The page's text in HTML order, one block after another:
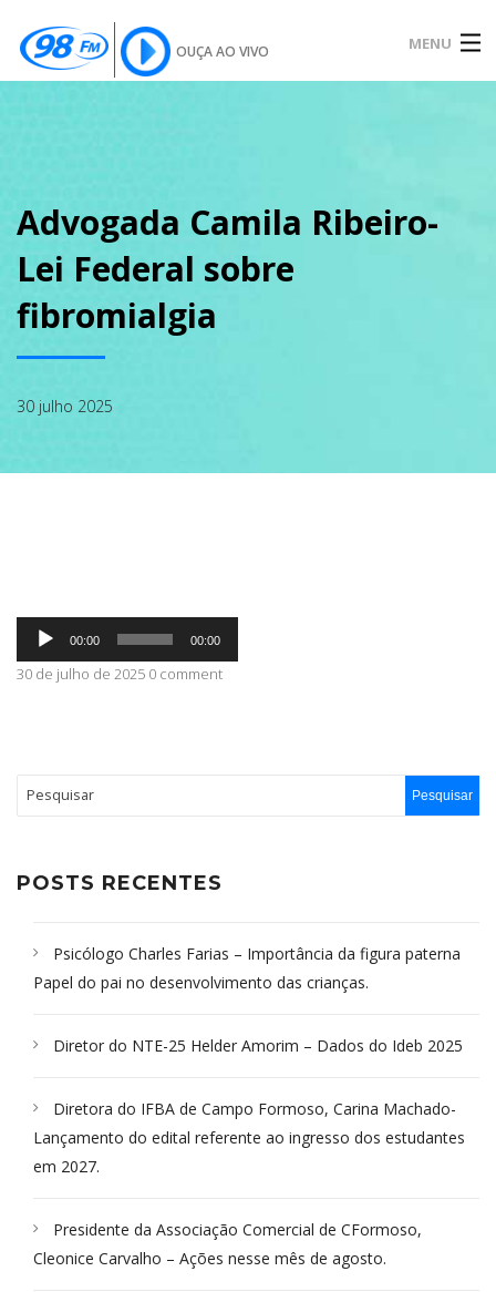
OUÇA AO VIVO MENU
SOBRE
CONTATO
Advogada Camila Ribeiro-
Lei Federal sobre
fibromialgia
30 julho 2025
Tocador
áudio
00:00 00:00
30 de julho de 2025 0 comment
POSTS RECENTES
Psicólogo Charles Farias – Importância da figura paterna
Papel do pai no desenvolvimento das crianças.
Diretor do NTE-25 Helder Amorim – Dados do Ideb 2025
Diretora do IFBA de Campo Formoso, Carina Machado-
Lançamento do edital referente ao ingresso dos estudantes
em 2027.
Presidente da Associação Comercial de CFormoso,
Cleonice Carvalho – Ações nesse mês de agosto.